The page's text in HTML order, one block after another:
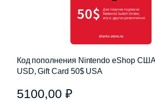
Код пополнения Nintendo eShop
USD, Gift Card 50$ USA
5100,00 ₽